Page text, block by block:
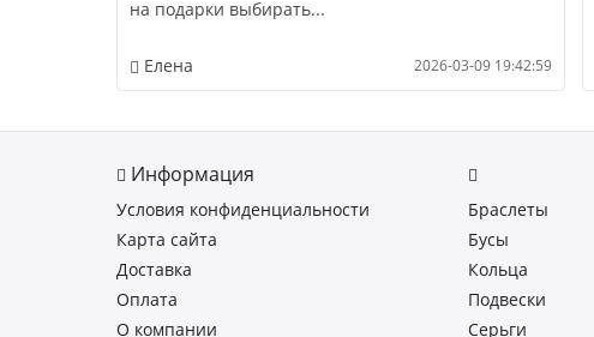
на подарки выбирать...
Елена 2026-03-09 19:42:59
Информация
Условия конфиденциальности
Карта сайта
Доставка
Оплата
О компании
Браслеты
Бусы
Кольца
Подвески
Серьги